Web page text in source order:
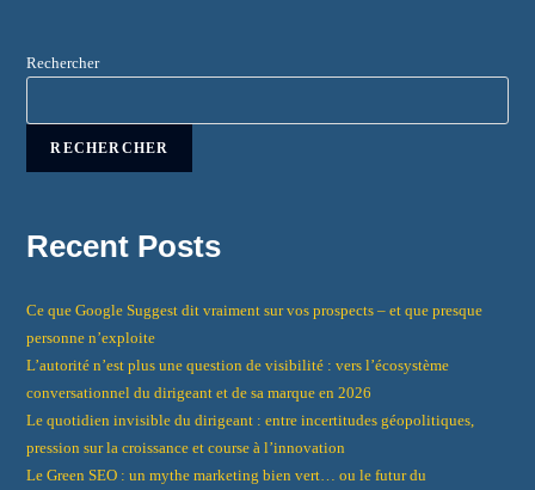
Rechercher
RECHERCHER
Recent Posts
Ce que Google Suggest dit vraiment sur vos prospects – et que presque
personne n’exploite
L’autorité n’est plus une question de visibilité : vers l’écosystème
conversationnel du dirigeant et de sa marque en 2026
Le quotidien invisible du dirigeant : entre incertitudes géopolitiques,
pression sur la croissance et course à l’innovation
Le Green SEO : un mythe marketing bien vert… ou le futur du